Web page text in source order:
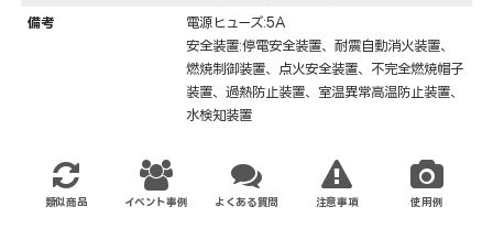
備考
電源ヒューズ:5A
安全装置:停電安全装置、耐震自動消火装置、
燃焼制御装置、点火安全装置、不完全燃焼帽子
装置、過熱防止装置、室温異常高温防止装置、
水検知装置
類似商品 イベント事例 よくある質問 注意事項 使用例